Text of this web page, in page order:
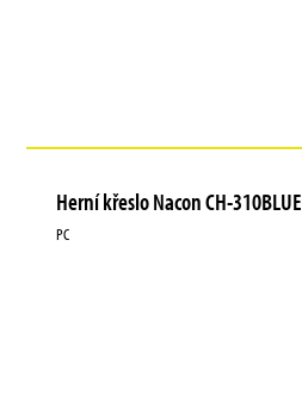
Herní křeslo Nacon CH-310BLUE
PC